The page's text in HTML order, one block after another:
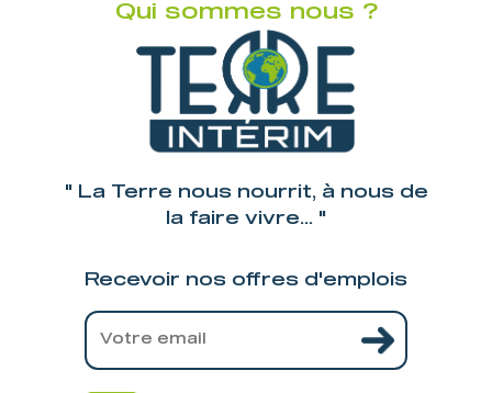
Qui sommes nous ?
" La Terre nous nourrit, à nous de
la faire vivre... "
Recevoir nos offres d'emplois